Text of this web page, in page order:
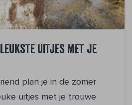
uitjes met je
plan je in de zomer
uitjes met je trouwe